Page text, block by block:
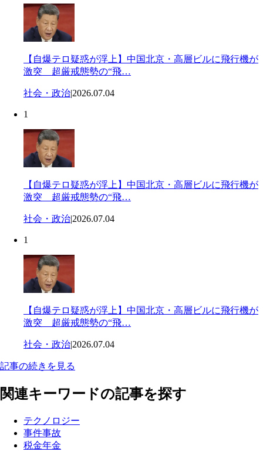
【自爆テロ疑惑が浮上】中国北京・高層ビルに飛行機が
激突 超厳戒態勢の“飛…
社会・政治|2026.07.04
1
【自爆テロ疑惑が浮上】中国北京・高層ビルに飛行機が
激突 超厳戒態勢の“飛…
社会・政治|2026.07.04
1
【自爆テロ疑惑が浮上】中国北京・高層ビルに飛行機が
激突 超厳戒態勢の“飛…
社会・政治|2026.07.04
記事の続きを見る
関連キーワードの記事を探す
テクノロジー
事件事故
税金年金